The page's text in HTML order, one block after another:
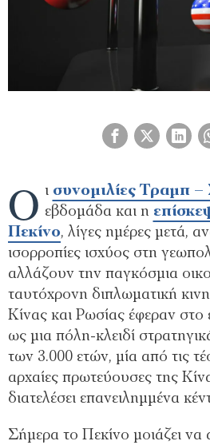
Ο ι συνοµιλίες Τραµπ –
εβδοµάδα και η
Πεκίνο, λίγες ηµέρες µετά,
ισορροπίες ισχύος στη
αλλάζουν την παγκόσµια
ταυτόχρονη διπλωµατική
Κίνας και Ρωσίας έφεραν στο
ως µια πόλη-κλειδί
των 3.000 ετών, µία από τις
αρχαίες πρωτεύουσες της
διατελέσει επανειληµµένα
Σήµερα το Πεκίνο µοιάζει να